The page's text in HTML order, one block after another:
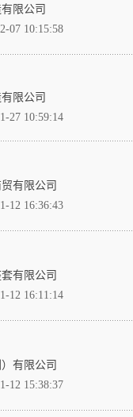
限公司
07 10:15:58
限公司
27 10:59:14
有限公司
12 16:36:43
有限公司
12 16:11:14
有限公司
12 15:38:37